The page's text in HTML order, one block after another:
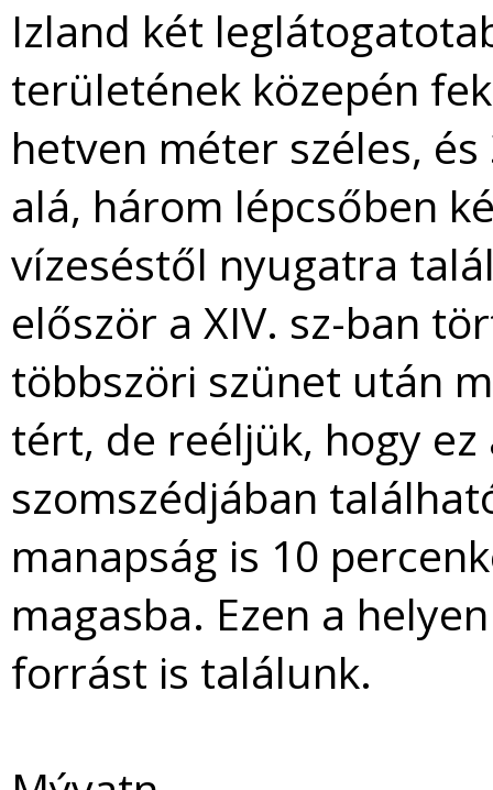
Izland két
területének közepén
hetven méter széles,
alá, három lépcsőben
vízeséstől nyugatra
először a XIV. sz-ban
többszöri szünet után
tért, de reéljük, hogy ez
szomszédjában
manapság is 10
magasba. Ezen a
forrást is találunk.